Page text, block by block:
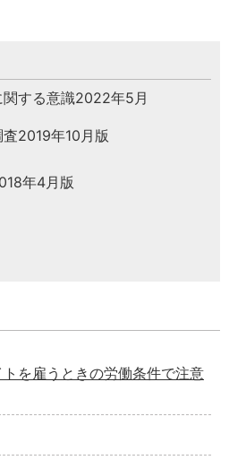
する意識2022年5月
2019年10月版
年4月版
を雇うときの労働条件で注意